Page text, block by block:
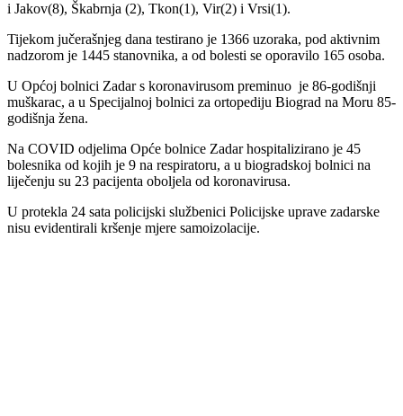
i Jakov(8), Škabrnja (2), Tkon(1), Vir(2) i Vrsi(1).
Tijekom jučerašnjeg dana testirano je 1366 uzoraka, pod aktivnim
nadzorom je 1445 stanovnika, a od bolesti se oporavilo 165 osoba.
U Općoj bolnici Zadar s koronavirusom preminuo je 86-godišnji
muškarac, a u Specijalnoj bolnici za ortopediju Biograd na Moru 85-
godišnja žena.
Na COVID odjelima Opće bolnice Zadar hospitalizirano je 45
bolesnika od kojih je 9 na respiratoru, a u biogradskoj bolnici na
liječenju su 23 pacijenta oboljela od koronavirusa.
U protekla 24 sata policijski službenici Policijske uprave zadarske
nisu evidentirali kršenje mjere samoizolacije.